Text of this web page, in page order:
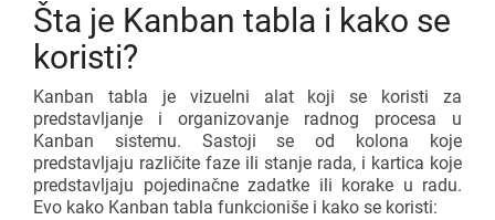
Šta je Kanban tabla i kako se
koristi?
Kanban tabla je vizuelni alat koji se koristi za
predstavljanje i organizovanje radnog procesa u
Kanban sistemu. Sastoji se od kolona koje
predstavljaju različite faze ili stanje rada, i kartica koje
predstavljaju pojedinačne zadatke ili korake u radu.
Evo kako Kanban tabla funkcioniše i kako se koristi: